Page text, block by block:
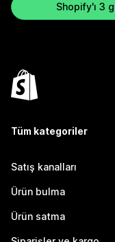
Shopify'ı 3
Tüm kategoriler
Satış kanalları
Ürün bulma
Ürün satma